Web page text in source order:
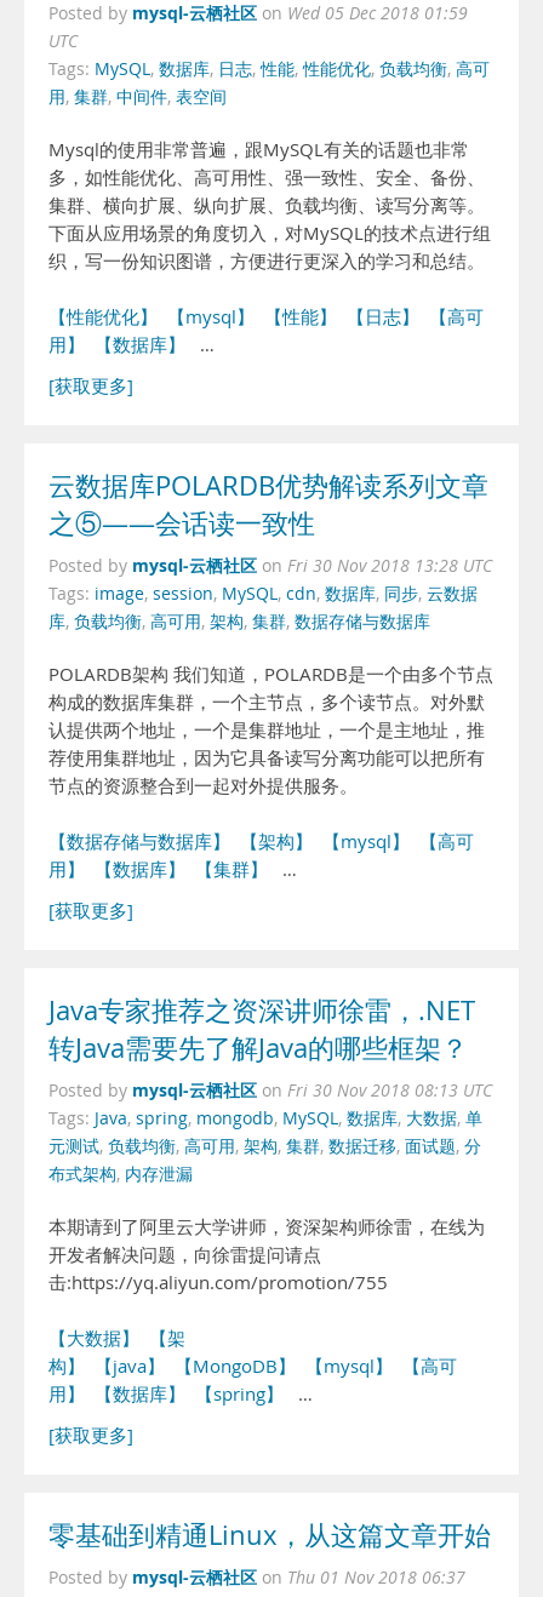
Posted by mysql-云栖社区 on Wed 05 Dec 2018 01:59
UTC
Tags: MySQL, 数据库, 日志,性能,性能优化, 负载均衡, 高可
用, 集群, 中间件, 表空间
Mysql的使用非常普遍，跟MySQL有关的话题也非常
多，如性能优化、高可用性、强一致性、安全、备份、
集群、横向扩展、纵向扩展、负载均衡、读写分离等。
下面从应用场景的角度切入，对MySQL的技术点进行组
织，写一份知识图谱，方便进行更深入的学习和总结。
【性能优化】 【mysql】 【性能】 【日志】
【高可
用】
【数据库】
…
[获取更多]
云数据库POLARDB优势解读系列文章
之⑤——会话读一致性
Posted by mysql-云栖社区 on Fri 30 Nov 2018 13:28 UTC
Tags: image, session, MySQL, cdn, 数据库, 同步, 云数据
库, 负载均衡, 高可用, 架构, 集群, 数据存储与数据库
POLARDB架构 我们知道，POLARDB是一个由多个节点
构成的数据库集群，一个主节点，多个读节点。对外默
认提供两个地址，一个是集群地址，一个是主地址，推
荐使用集群地址，因为它具备读写分离功能可以把所有
节点的资源整合到一起对外提供服务。
【数据存储与数据库】 【架构】 【mysql】
【高可
用】
【数据库】 【集群】
…
[获取更多]
Java专家推荐之资深讲师徐雷，.NET
转Java需要先了解Java的哪些框架？
Posted by mysql-云栖社区 on Fri 30 Nov 2018 08:13 UTC
Tags: Java, spring, mongodb, MySQL, 数据库, 大数据, 单
元测试, 负载均衡, 高可用, 架构, 集群, 数据迁移, 面试题, 分
布式架构, 内存泄漏
本期请到了阿里云大学讲师，资深架构师徐雷，在线为
开发者解决问题，向徐雷提问请点
击:https://yq.aliyun.com/promotion/755
【大数据】
【架
构】
【java】 【MongoDB】 【mysql】
【高可
用】
【数据库】 【spring】
…
[获取更多]
零基础到精通Linux，从这篇文章开始
Posted by mysql-云栖社区 on Thu 01 Nov 2018 06:37